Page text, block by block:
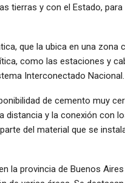
tierras y con el Estado,
que la ubica en una zona
como las estaciones y
Interconectado Nacional.
de cemento muy
distancia y la conexión con
del material que se
la provincia de Buenos